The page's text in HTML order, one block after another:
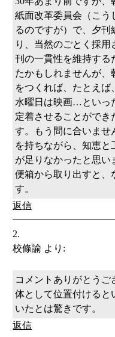
紙面改革委員会（こう
るのですが）で、夕
り、当然のごとく採
刊の一貫性を維持する
たかもしれませんが、
をつくれば、たとえば
水曜日は映画…といっ
定着させることができ
す。もう間に合いませ
を持ちながら、知恵
が足りなかったと思い
便箱から取り出すと、
す。
返信
校條諭 より:
コメントありがとう
体として位置付けると
いたとは驚きです。
返信